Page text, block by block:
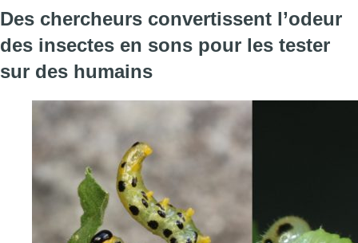
Des chercheurs convertissent l’odeur
des insectes en sons pour les tester
sur des humains